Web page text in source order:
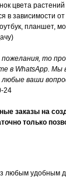
цвета растений
в зависимости
планшет,
пожелания, то
в WhatsApp. Мы
ваши
24
заказы на
только
любым удобным